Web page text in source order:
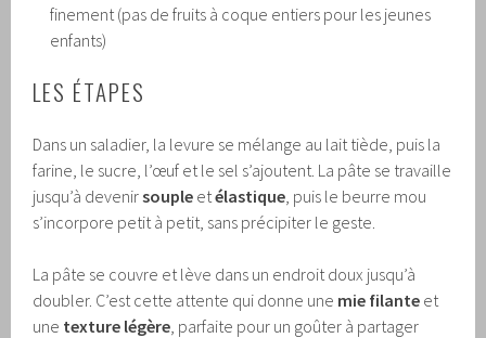
finement (pas de fruits à coque entiers pour les jeunes
enfants)
LES ÉTAPES
Dans un saladier, la levure se mélange au lait tiède, puis la
farine, le sucre, l’œuf et le sel s’ajoutent. La pâte se travaille
jusqu’à devenirsouple etélastique , puis le beurre mou
s’incorpore petit à petit, sans précipiter le geste.
La pâte se couvre et lève dans un endroit doux jusqu’à
doubler. C’est cette attente qui donne une mie filante et
une texture légère , parfaite pour un goûter à partager